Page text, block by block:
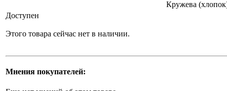
Кружева
Доступен
Этого товара сейчас нет в наличии.
Мнения покупателей: